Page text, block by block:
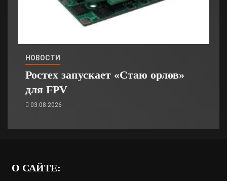
НОВОСТИ
Ростех запускает «Стаю орлов»
для FPV
03.08.2026
О САЙТЕ: